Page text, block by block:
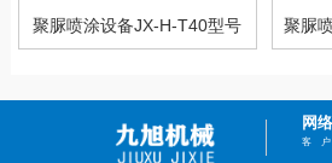
聚脲喷涂设备JX-H-T40型号
网
客